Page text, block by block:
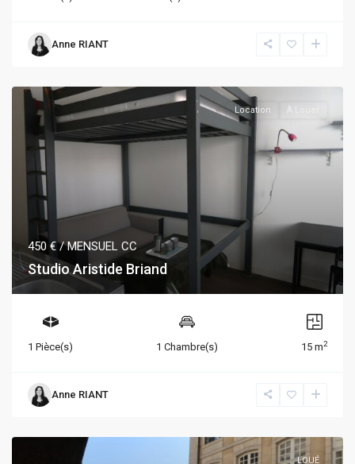
Anne RIANT
Location À Louer
450 €/ MENSUEL CC
Studio Aristide Briand
1 Pièce(s) 1 Chambre(s) 15 m2
Anne RIANT
LOUÉ